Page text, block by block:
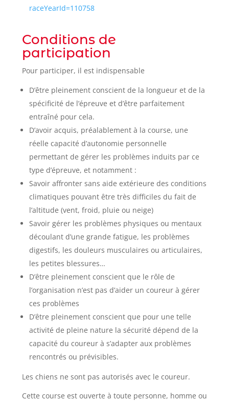
raceYearId=110758
Conditions de
participation
Pour participer, il est indispensable
D’être pleinement conscient de la longueur et de la
spécificité de l’épreuve et d’être parfaitement
entraîné pour cela.
D’avoir acquis, préalablement à la course, une
réelle capacité d’autonomie personnelle
permettant de gérer les problèmes induits par ce
type d’épreuve, et notamment :
Savoir affronter sans aide extérieure des conditions
climatiques pouvant être très difficiles du fait de
l’altitude (vent, froid, pluie ou neige)
Savoir gérer les problèmes physiques ou mentaux
découlant d’une grande fatigue, les problèmes
digestifs, les douleurs musculaires ou articulaires,
les petites blessures…
D’être pleinement conscient que le rôle de
l’organisation n’est pas d’aider un coureur à gérer
ces problèmes
D’être pleinement conscient que pour une telle
activité de pleine nature la sécurité dépend de la
capacité du coureur à s’adapter aux problèmes
rencontrés ou prévisibles.
Les chiens ne sont pas autorisés avec le coureur.
Cette course est ouverte à toute personne, homme ou